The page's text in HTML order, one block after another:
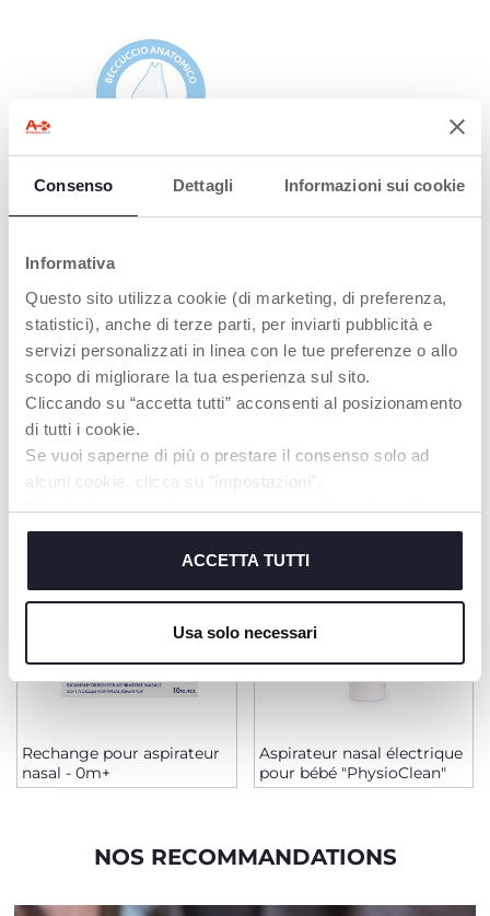
Consenso Dettagli Informazioni sui cookie
Informativa
Questo sito utilizza cookie (di marketing, di preferenza,
statistici), anche di terze parti, per inviarti pubblicità e
servizi personalizzati in linea con le tue preferenze o allo
scopo di migliorare la tua esperienza sul sito.
Cliccando su “accetta tutti” acconsenti al posizionamento
di tutti i cookie.
Se vuoi saperne di più o prestare il consenso solo ad
alcuni cookie, clicca su "impostazioni".
Chiudendo questo banner acconsenti all’uso dei soli
cookie tecnici, indispensabili per fruire del servizio
ACCETTA TUTTI
Usa solo necessari
ANATOMIQUE
pour éviter les
bouchons
PRODUITS POUVANT VOUS
INTÉRESSER
Rechange pour aspirateur
nasal - 0m+
Aspirateur nasal électrique
pour bébé "PhysioClean"
NOS RECOMMANDATIONS